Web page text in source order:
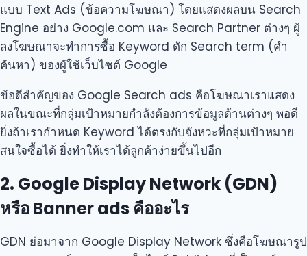
แบบ Text Ads (ข้อความโฆษณา) โดยแสดงผลบน Search
Engine อย่าง Google.com และ Search Partner ต่างๆ ผู้
ลงโฆษณาจะทำการซื้อ Keyword ดัก Search term (คำ
ค้นหา) ของผู้ใช้เว็บไซต์ Google
ข้อดีสำคัญของ Google Search ads คือโฆษณาเราแสดง
ผลในขณะที่กลุ่มเป้าหมายกำลังต้องการข้อมูลด้านต่างๆ พอดี
ยิ่งถ้าเรากำหนด Keyword ได้ตรงกับจังหวะที่กลุ่มเป้าหมาย
สนใจซื้อได้ ยิ่งทำให้เราได้ลูกค้าง่ายขึ้นไปอีก
2. Google Display Network (GDN)
หรือ Banner ads คืออะไร
GDN ย่อมาจาก Google Display Network ซึ่งคือโฆษณารูป